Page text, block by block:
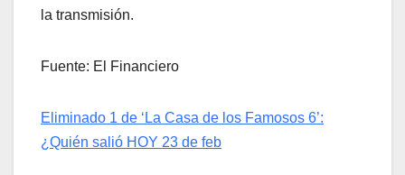
la transmisión.
Fuente: El Financiero
Eliminado 1 de ‘La Casa de los Famosos 6’:
¿Quién salió HOY 23 de feb